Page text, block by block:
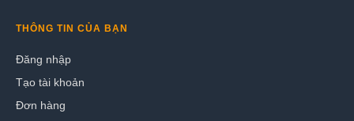
THÔNG TIN CỦA BẠN
Đăng nhập
Tạo tài khoản
Đơn hàng